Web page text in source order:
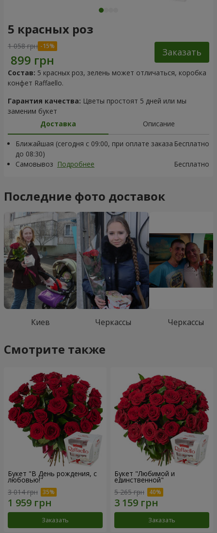
5 красных роз
1 058 грн
Заказать
Состав: 5 красных роз, зелень может отличаться, коробка
конфет Raffaello.
Гарантия качества: Цветы простоят 5 дней или мы
заменим букет
Доставка
Описание
Ближайшая (сегодня с 09:00, при оплате заказа
до 08:30)
Бесплатно
Самовывоз Подробнее Бесплатно
Последние фото доставок
Киев Черкассы Черкассы
Смотрите также
Букет "В День рождения, с
любовью!"
3 014 грн
Заказать
Букет "Любимой и
единственной"
5 265 грн
Заказать